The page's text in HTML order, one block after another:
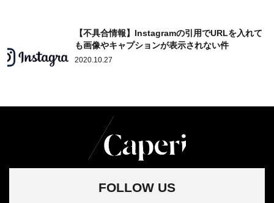
【不具合情報】Instagramの引用でURLを入れて
も画像やキャプションが表示されない件
2020.10.27
FOLLOW US